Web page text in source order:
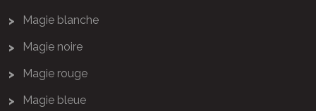
Magie blanche
Magie noire
Magie rouge
Magie bleue